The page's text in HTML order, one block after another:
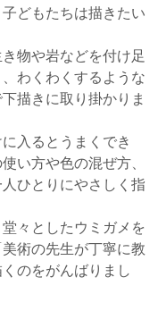
どもたちは描きたい
物や岩などを付け足
わくわくするような
描きに取り掛かりま
入るとうまくでき
い方や色の混ぜ方、
ひとりにやさしく指
々としたウミガメを
術の先生が丁寧に教
のをがんばりまし